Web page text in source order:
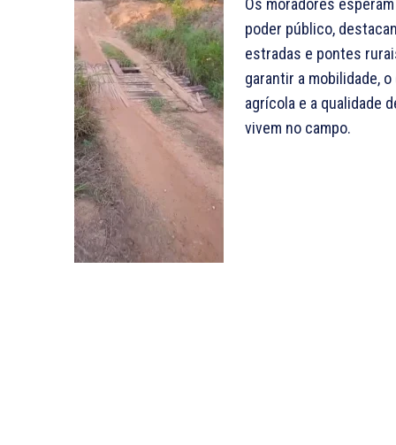
poder público,
estradas e pontes
garantir a mobilidade,
agrícola e a qualidade
vivem no campo.